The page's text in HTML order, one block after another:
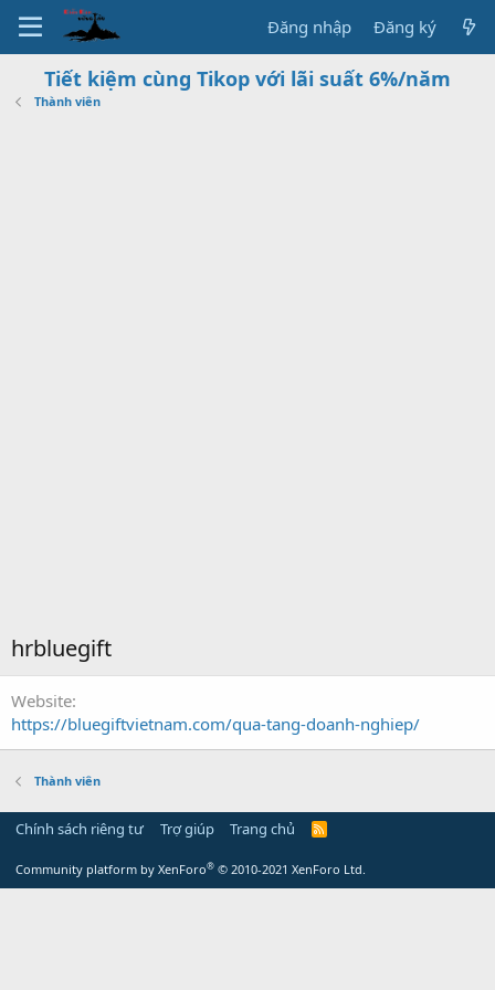
Đăng nhập Đăng ký
Tiết kiệm cùng Tikop với lãi suất 6%/năm
Thành viên
hrbluegift
Website
https://bluegiftvietnam.com/qua-tang-doanh-nghiep/
Thành viên
Chính sách riêng tư Trợ giúp Trang chủ
R
Community platform by XenForo® © 2010-2021 XenForo Ltd.